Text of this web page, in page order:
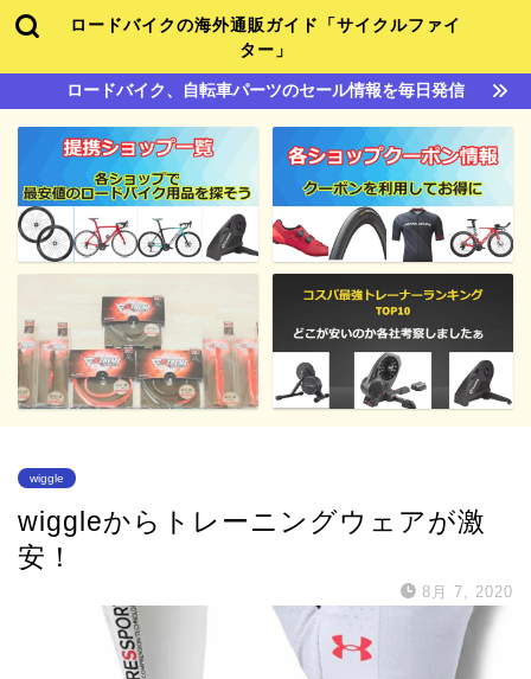
ロードバイクの海外通販ガイド「サイクルファイ
ター」
ロードバイク、自転車パーツのセール情報を毎日発信
wiggle
wiggleからトレーニングウェアが激
安！
8月 7, 2020